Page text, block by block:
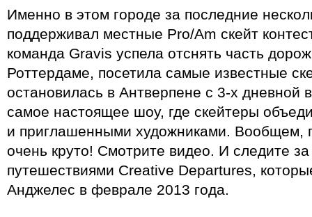
Именно в этом городе за последние
поддерживал местные Pro/Am скейт
команда Gravis успела отснять часть
Роттердаме, посетила самые известные
остановилась в Антверпене с 3-х дневной
самое настоящее шоу, где скейтеры
и приглашенными художниками. Вообщем,
очень круто! Смотрите видео. И следите
путешествиями Creative Departures,
Анджелес в феврале 2013 года.